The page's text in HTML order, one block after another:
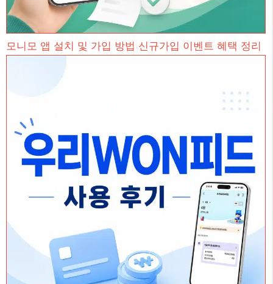
모니모 앱 설치 및 가입 방법 신규가입 이벤트 혜택 정리